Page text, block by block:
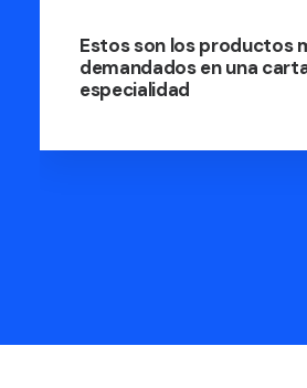
Estos son los productos
demandados en una
especialidad